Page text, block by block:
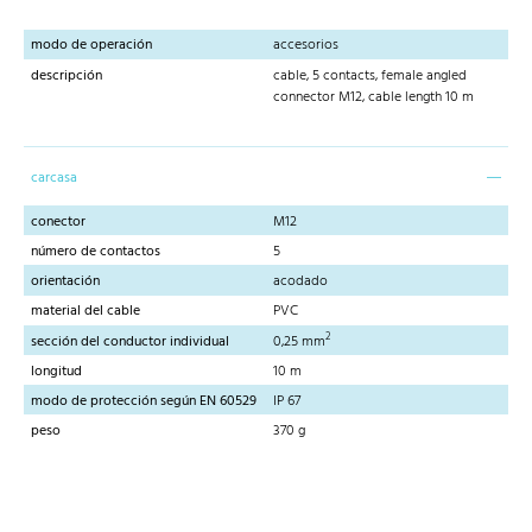
modo de operación
accesorios
descripción
cable, 5 contacts, female angled
connector M12, cable length 10 m
carcasa
conector
M12
número de contactos
5
orientación
acodado
material del cable
PVC
sección del conductor individual
0,25 mm2
longitud
10 m
modo de protección según EN 60529
IP 67
peso
370 g